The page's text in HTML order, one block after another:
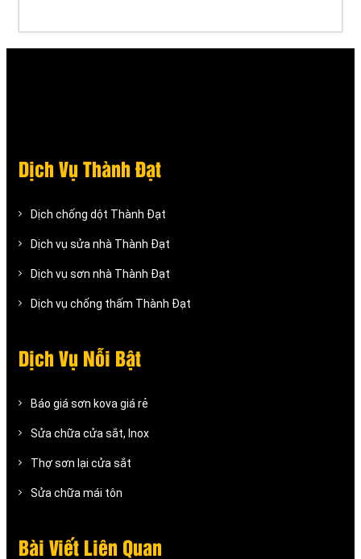
Dịch Vụ Thành Đạt
Dịch chống dột Thành Đạt
Dịch vụ sửa nhà Thành Đạt
Dịch vụ sơn nhà Thành Đạt
Dịch vụ chống thấm Thành Đạt
Dịch Vụ Nỗi Bật
Báo giá sơn kova giá rẻ
Sửa chữa cửa sắt, Inox
Thợ sơn lại cửa sắt
Sửa chữa mái tôn
Bài Viết Liên Quan